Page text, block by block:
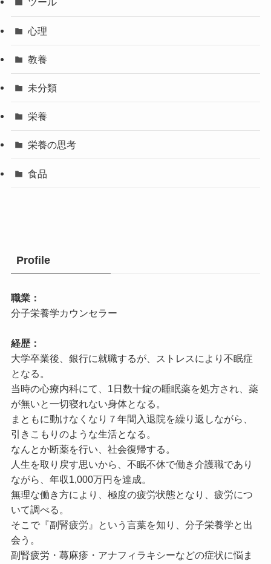
心理
教養
未分類
栄養
栄養の思考
食品
Profile
職業：
分子栄養学カウンセラー
経歴：
大学卒業後、銀行に就職するが、ストレスにより不眠症
となる。
当時の心療内科にて、1日数十錠の睡眠薬を処方され、薬
が無いと一切寝れない身体となる。
まともに動けなくなり７年間入退院を繰り返しながら、
引きこもりのような生活となる。
なんとか断薬を行い、社会復帰する。
人生を取り戻す思いから、不眠不休で働き介護職であり
ながら、年収1,000万円を達成。
無理な働き方により、極度の疲労状態となり、疲労につ
いて調べる。
そこで『副腎疲労』という言葉を知り、分子栄養学と出
会う。
副腎疲労・蕁麻疹・アナフィラキシーなどの症状に悩ま